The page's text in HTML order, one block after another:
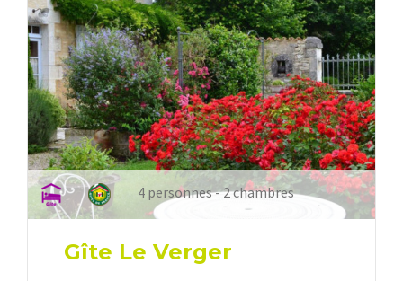
4 personnes - 2 chambres
Gîte Le Verger